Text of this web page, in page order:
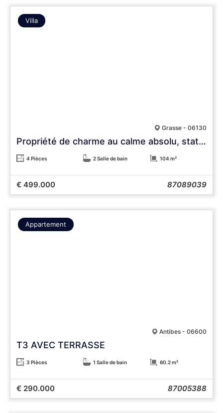
Villa
Grasse - 06130
Propriété de charme au calme absolu, stationnements, 3 600 m² de terrain
4 Pièces 2 Salle de bain 104 m²
€ 499.000 87089039
Appartement
Antibes - 06600
T3 AVEC TERRASSE
3 Pièces 1 Salle de bain 60.2 m²
€ 290.000 87005388